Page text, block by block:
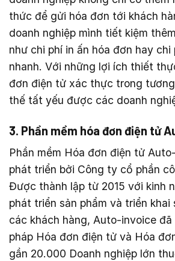
thức để gửi hóa đơn tới khách
doanh nghiệp mình tiết kiệm
như chi phí in ấn hóa đơn hay
nhanh. Với những lợi ích thiết
đơn điện tử xác thực trong
thế tất yếu được các doanh
3. Phần mềm hóa đơn điện tử
Phần mềm Hóa đơn điện tử
phát triển bởi Công ty cổ phần
Được thành lập từ 2015 với kinh
phát triển sản phẩm và triển khai
các khách hàng, Auto-invoice
pháp Hóa đơn điện tử và Hóa
gần 20.000 Doanh nghiệp lớn